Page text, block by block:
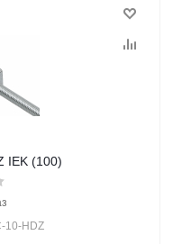
IEK (100)
10-HDZ